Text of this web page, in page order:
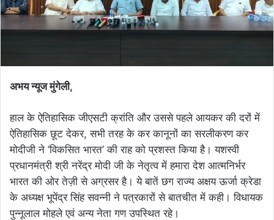
अभय न्यूज मुंगेली,
हाल के ऐतिहासिक जीएसटी क्रांति और उससे पहले आयकर की दरों में
ऐतिहासिक छूट देकर, सभी तरह के कर कानूनों का सरलीकरण कर
मोदीजी ने ‘विकसित भारत’ की राह को प्रशस्त किया है। यशस्वी
प्रधानमंत्री श्री नरेंद्र मोदी जी के नेतृत्व में हमारा देश आत्मनिर्भर
भारत की ओर तेज़ी से अग्रसर है। ये बातें छग राज्य अक्षय ऊर्जा क्रेडा
के अध्यक्ष भूपेंद्र सिंह सवन्नी ने पत्रकारों से बातचीत में कही। विधायक
पुन्नूलाल मोहले एवं अन्य नेता गण उपस्थित रहे।